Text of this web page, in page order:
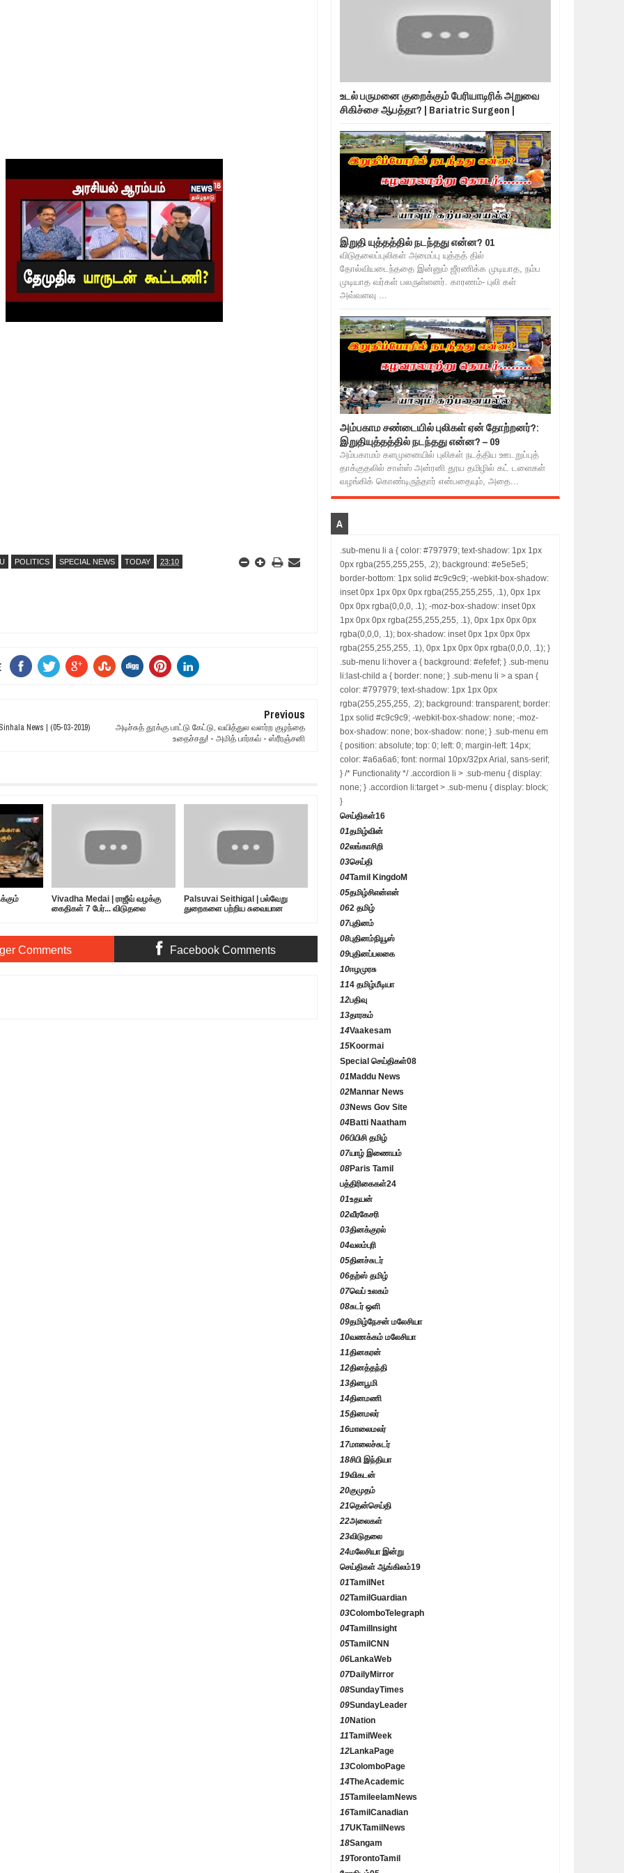
POLITICS SPECIAL NEWS TODAY 23:10
News | (05-03-2019)
Previous
அடிச்சுத் தூக்கு பாட்டு கேட்டு, வயித்துல வளர்ற குழந்தை
உதைச்சது! - அமித் பார்கவ் - ஸ்ரீரஞ்சனி
Vivadha Medai | ராஜீவ் வழக்கு
கைதிகள் 7 பேர்... விடுதலை
Palsuvai Seithigal | பல்வேறு
துறைகளை பற்றிய சுவையான
Comments Facebook Comments
உடல் பருமனை குறைக்கும் பேரியாடிரிக் அறுவை
சிகிச்சை ஆபத்தா? | Bariatric Surgeon |
இறுதி யுத்தத்தில் நடந்தது என்ன? 01
விடுதலைப்புலிகள் அமைப்பு யுத்தத் தில்
தோல்வியடைந்ததை இன்னும் ஜீரணிக்க முடியாத, நம்ப
முடியாத வர்கள் பலருள்ளனர். காரணம்- புலி கள்
அவ்வளவு ...
அம்பகாம சண்டையில் புலிகள் ஏன் தோற்றனர்?:
இறுதியுத்தத்தில் நடந்தது என்ன? – 09
அம்பகாமம் களமுனையில் புலிகள் நடத்திய ஊடறுப்புத்
தாக்குதலில் சாள்ஸ் அன்ரனி தூய தமிழில் கட் டளைகள்
வழங்கிக் கொண்டிருந்தார் என்பதையும், அதை...
A
.sub-menu li a { color: #797979; text-shadow: 1px 1px
0px rgba(255,255,255, .2); background: #e5e5e5;
border-bottom: 1px solid #c9c9c9; -webkit-box-shadow:
inset 0px 1px 0px 0px rgba(255,255,255, .1), 0px 1px
0px 0px rgba(0,0,0, .1); -moz-box-shadow: inset 0px
1px 0px 0px rgba(255,255,255, .1), 0px 1px 0px 0px
rgba(0,0,0, .1); box-shadow: inset 0px 1px 0px 0px
rgba(255,255,255, .1), 0px 1px 0px 0px rgba(0,0,0, .1); }
.sub-menu li:hover a { background: #efefef; } .sub-menu
li:last-child a { border: none; } .sub-menu li > a span {
color: #797979; text-shadow: 1px 1px 0px
rgba(255,255,255, .2); background: transparent; border:
1px solid #c9c9c9; -webkit-box-shadow: none; -moz-
box-shadow: none; box-shadow: none; } .sub-menu em
{ position: absolute; top: 0; left: 0; margin-left: 14px;
color: #a6a6a6; font: normal 10px/32px Arial, sans-serif;
} /* Functionality */ .accordion li > .sub-menu { display:
none; } .accordion li:target > .sub-menu { display: block;
}
செய்திகள்16
01தமிழ்வின்
02லங்காசிறி
03செய்தி
04Tamil KingdoM
05தமிழ்சிஎன்என்
062 தமிழ்
07புதினம்
08புதினம்நியூஸ்
09புதினப்பலகை
10ஈழமுரசு
114 தமிழ்மீடியா
12பதிவு
13தாரகம்
14Vaakesam
15Koormai
Special செய்திகள்08
01 Maddu News
02Mannar News
03News Gov Site
04Batti Naatham
06பிபிசி தமிழ்
07யாழ் இணையம்
08Paris Tamil
பத்திரிகைகள்24
01உதயன்
02வீரகேசரி
03தினக்குரல்
04வலம்புரி
05தினச்சுடர்
06தற்ஸ் தமிழ்
07வெப் உலகம்
08சுடர் ஒளி
09தமிழ்நேசன் மலேசியா
10வணக்கம் மலேசியா
11தினகரன்
12தினத்தந்தி
13தினபூமி
14தினமணி
15தினமலர்
16மாலைமலர்
17மாலைச்சுடர்
18சிபி இந்தியா
19விகடன்
20குமுதம்
21தென்செய்தி
22அலைகள்
23விடுதலை
24மலேசியா இன்று
செய்திகள் ஆங்கிலம்19
01TamilNet
02TamilGuardian
03ColomboTelegraph
04TamilInsight
05TamilCNN
06LankaWeb
07DailyMirror
08SundayTimes
09SundayLeader
10Nation
11TamilWeek
12LankaPage
13ColomboPage
14TheAcademic
15TamileelamNews
16TamilCanadian
17UKTamilNews
18Sangam
19TorontoTamil